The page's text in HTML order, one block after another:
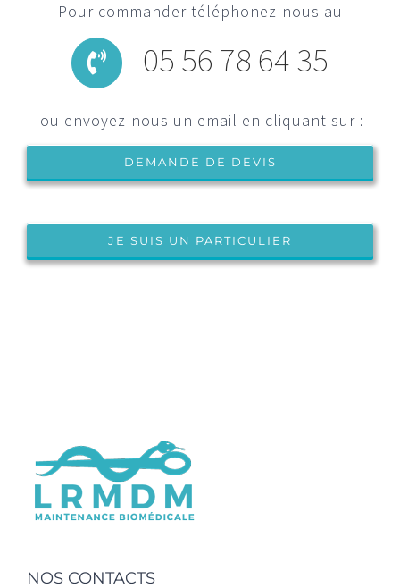
Pour commander téléphonez-nous au
05 56 78 64 35
ou envoyez-nous un email en cliquant sur :
DEMANDE DE DEVIS
JE SUIS UN PARTICULIER
NOS CONTACTS